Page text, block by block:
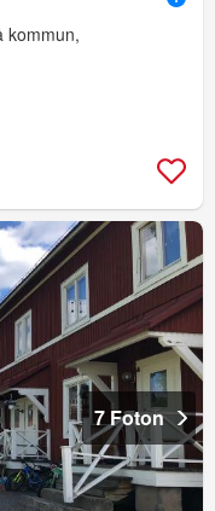
kommun,
7 Foton